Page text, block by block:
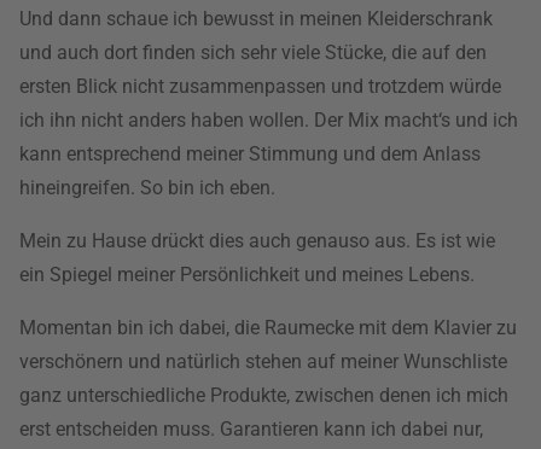
Und dann schaue ich bewusst in meinen Kleiderschrank
und auch dort finden sich sehr viele Stücke, die auf den
ersten Blick nicht zusammenpassen und trotzdem würde
ich ihn nicht anders haben wollen. Der Mix macht‘s und ich
kann entsprechend meiner Stimmung und dem Anlass
hineingreifen. So bin ich eben.
Mein zu Hause drückt dies auch genauso aus. Es ist wie
ein Spiegel meiner Persönlichkeit und meines Lebens.
Momentan bin ich dabei, die Raumecke mit dem Klavier zu
verschönern und natürlich stehen auf meiner Wunschliste
ganz unterschiedliche Produkte, zwischen denen ich mich
erst entscheiden muss. Garantieren kann ich dabei nur,